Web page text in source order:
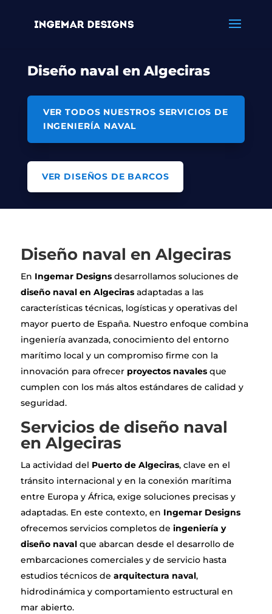
Diseño naval en Algeciras
VER TODOS NUESTROS SERVICIOS DE
INGENIERÍA NAVAL
VER DISEÑOS DE BARCOS
Diseño naval en Algeciras
En Ingemar Designsdesarrollamos soluciones de
diseño naval en Algecirasadaptadas a las
características técnicas, logísticas y operativas del
mayor puerto de España. Nuestro enfoque combina
ingeniería avanzada, conocimiento del entorno
marítimo local y un compromiso firme con la
innovación para ofrecer proyectos navalesque
cumplen con los más altos estándares de calidad y
seguridad.
Servicios de diseño naval
en Algeciras
La actividad del Puerto de Algeciras, clave en el
tránsito internacional y en la conexión marítima
entre Europa y África, exige soluciones precisas y
adaptadas. En este contexto, en Ingemar Designs
ofrecemos servicios completos de ingeniería y
diseño navalque abarcan desde el desarrollo de
embarcaciones comerciales y de servicio hasta
estudios técnicos de arquitectura naval,
hidrodinámica y comportamiento estructural en
mar abierto.